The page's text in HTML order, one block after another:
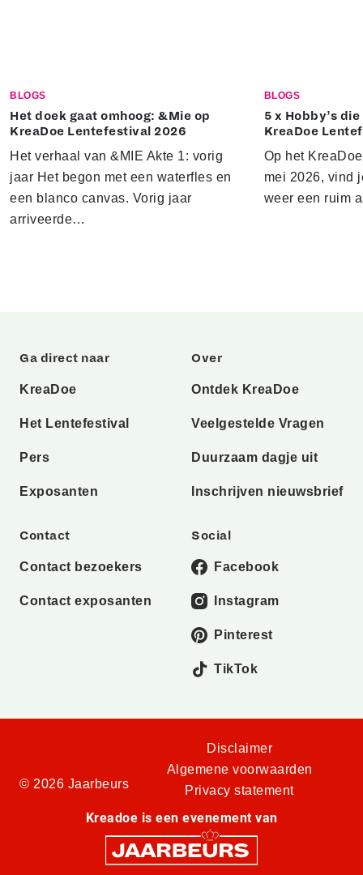
BLOGS
Het doek gaat omhoog: &Mie op
KreaDoe Lentefestival 2026
Het verhaal van &MIE Akte 1: vorig
jaar Het begon met een waterfles en
een blanco canvas. Vorig jaar
arriveerde…
BLOGS
5 x Hobby’s
KreaDoe
Op het
mei 2026, vind
weer een ruim
Ga direct naar
KreaDoe
Het Lentefestival
Pers
Exposanten
Over
Ontdek KreaDoe
Veelgestelde Vragen
Duurzaam dagje uit
Inschrijven nieuwsbrief
Contact
Contact bezoekers
Contact exposanten
Social
Facebook
Instagram
Pinterest
TikTok
© 2026 Jaarbeurs
Disclaimer
Algemene voorwaarden
Privacy statement
Kreadoe is een evenement van